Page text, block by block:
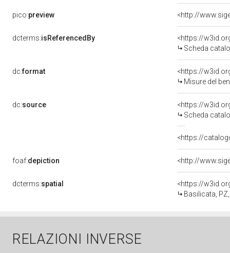
pico:preview
dcterms:isReferencedBy
<https://
Scheda
dc:format
<https://
Misure del
dc:source
<https://
Scheda
<https://
foaf:depiction
dcterms:spatial
<https://
Basilicata,
RELAZIONI INVERSE